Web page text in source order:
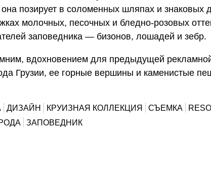
позирует в соломенных шляпах и знаковых
молочных, песочных и бледно-розовых
заповедника — бизонов, лошадей и зебр.
вдохновением для предыдущей
Грузии, ее горные вершины и каменистые
ДИЗАЙН КРУИЗНАЯ КОЛЛЕКЦИЯ СЪЕМКА
ЗАПОВЕДНИК